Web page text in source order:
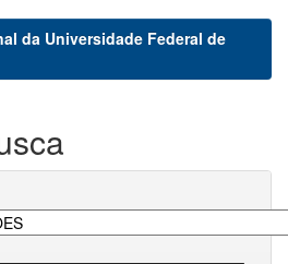
da Universidade Federal de